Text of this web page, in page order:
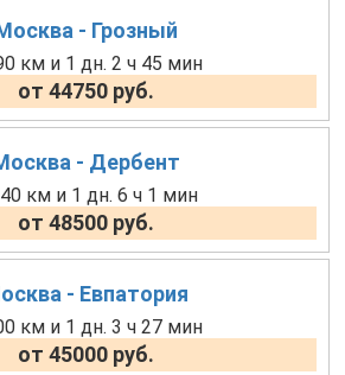
- Грозный
км и 1 дн. 2 ч 45 мин
от 44750 руб.
- Дербент
км и 1 дн. 6 ч 1 мин
от 48500 руб.
- Евпатория
км и 1 дн. 3 ч 27 мин
от 45000 руб.